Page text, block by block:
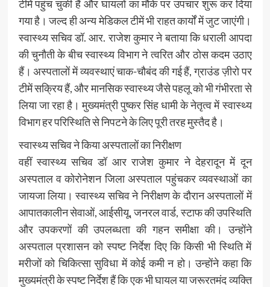
टीमें पहुंच चुकी हैं और घायलों का मौके पर उपचार शुरू कर दिया
गया है। जल्द ही अन्य मेडिकल टीमें भी राहत कार्यों में जुट जाएंगी।
स्वास्थ्य सचिव डॉ. आर. राजेश कुमार ने बताया कि धराली आपदा
की चुनौती के बीच स्वास्थ्य विभाग ने त्वरित और ठोस कदम उठाए
हैं। अस्पतालों में व्यवस्थाएं चाक-चौबंद की गई हैं, ग्राउंड ज़ीरो पर
टीमें सक्रिय हैं, और मानसिक स्वास्थ्य जैसे पहलू को भी गंभीरता से
लिया जा रहा है। मुख्यमंत्री पुष्कर सिंह धामी के नेतृत्व में स्वास्थ्य
विभाग हर परिस्थिति से निपटने के लिए पूरी तरह मुस्तैद है।
स्वास्थ्य सचिव ने किया अस्पतालों का निरीक्षण
वहीं स्वास्थ्य सचिव डॉ आर राजेश कुमार ने देहरादून में दून
अस्पताल व कोरोनेशन जिला अस्पताल पहुंचकर व्यवस्थाओं का
जायजा लिया। स्वास्थ्य सचिव ने निरीक्षण के दौरान अस्पतालों में
आपातकालीन सेवाओं, आईसीयू, जनरल वार्ड, स्टाफ की उपस्थिति
और उपकरणों की उपलब्धता की गहन समीक्षा की। उन्होंने
अस्पताल प्रशासन को स्पष्ट निर्देश दिए कि किसी भी स्थिति में
मरीजों को चिकित्सा सुविधा में कोई कमी न हो। उन्होंने कहा कि
मुख्यमंत्री के स्पष्ट निर्देश हैं कि एक भी घायल या जरूरतमंद व्यक्ति